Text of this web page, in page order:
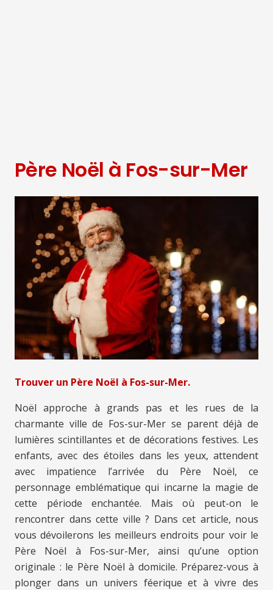
Père Noël à Fos-sur-Mer
Trouver un Père Noël à Fos-sur-Mer.
Noël approche à grands pas et les rues de la
charmante ville de Fos-sur-Mer se parent déjà de
lumières scintillantes et de décorations festives. Les
enfants, avec des étoiles dans les yeux, attendent
avec impatience l’arrivée du Père Noël, ce
personnage emblématique qui incarne la magie de
cette période enchantée. Mais où peut-on le
rencontrer dans cette ville ? Dans cet article, nous
vous dévoilerons les meilleurs endroits pour voir le
Père Noël à Fos-sur-Mer, ainsi qu’une option
originale : le Père Noël à domicile. Préparez-vous à
plonger dans un univers féerique et à vivre des